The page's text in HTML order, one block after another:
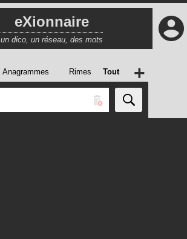
eXionnaire
un dico, un réseau, des mots
Anagrammes Rimes Tout +